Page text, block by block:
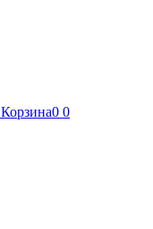
Корзина0 0